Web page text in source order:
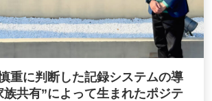
重に判断した記録システムの導
族共有”によって生まれたポジテ